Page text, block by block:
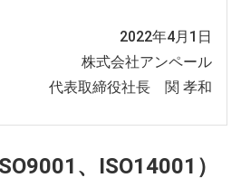
2022年4月1日
株式会社アンペール
代表取締役社長 関 孝和
、ISO14001）